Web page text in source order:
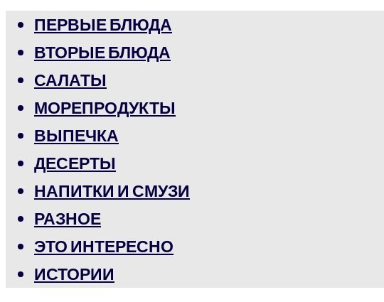
ПЕРВЫЕ БЛЮДА
ВТОРЫЕ БЛЮДА
САЛАТЫ
МОРЕПРОДУКТЫ
ВЫПЕЧКА
ДЕСЕРТЫ
НАПИТКИ И СМУЗИ
РАЗНОЕ
ЭТО ИНТЕРЕСНО
ИСТОРИИ